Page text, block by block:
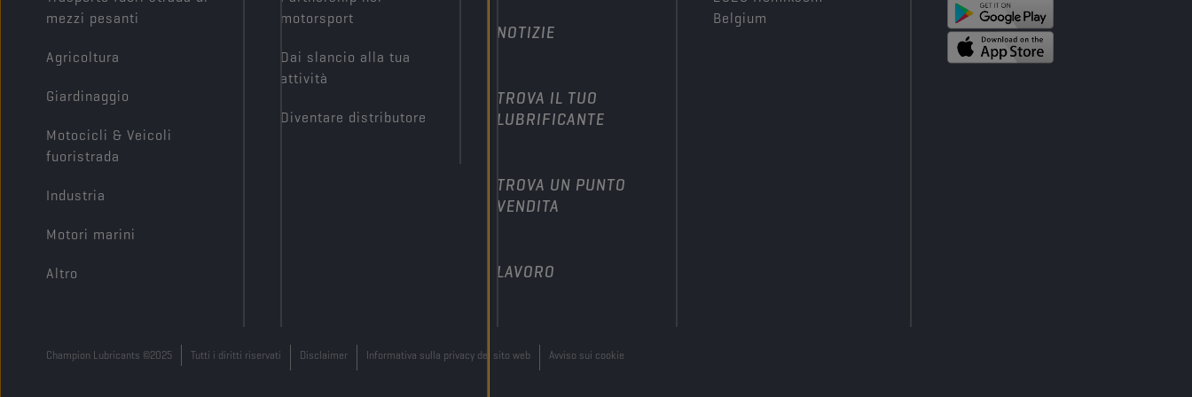
mezzi pesanti
Agricoltura
Giardinaggio
Motocicli & Veicoli
fuoristrada
Industria
Motori marini
Altro
motorsport
Dai slancio alla tua
attività
Diventare distributore
NOTIZIE
TROVA IL TUO
LUBRIFICANTE
TROVA UN PUNTO
VENDITA
LAVORO
Belgium
Champion Lubricants ©2025 Tutti i diritti riservati Disclaimer Informativa sulla privacy del sito web Avviso sui cookie